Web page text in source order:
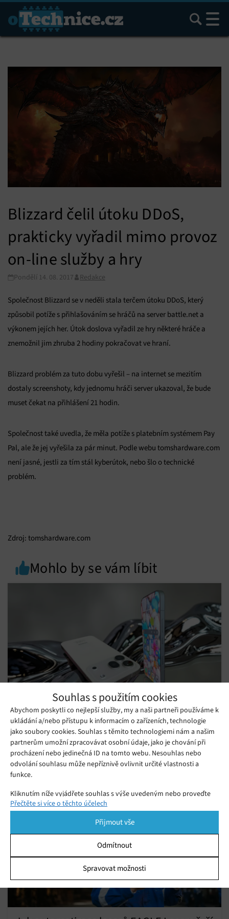
Souhlas s použitím cookies
Abychom poskytli co nejlepší služby, my a naši partneři používáme k
ukládání a/nebo přístupu k informacím o zařízeních, technologie
jako soubory cookies. Souhlas s těmito technologiemi nám a našim
partnerům umožní zpracovávat osobní údaje, jako je chování při
procházení nebo jedinečná ID na tomto webu. Nesouhlas nebo
odvolání souhlasu může nepříznivě ovlivnit určité vlastnosti a
funkce.
Kliknutím níže vyjádřete souhlas s výše uvedeným nebo proveďte
podrobnější rozhodnutí. Vaše volby budou použity pouze na tomto
pomocí přepínačů v Zásadách cookies nebo kliknutím na tlačítko
Spravovat souhlas ve spodní části obrazovky.
Ukládání a/nebo přístup k informacím v zařízení, Porozumění
publiku prostřednictvím statistik nebo kombinací údajů z
různých zdrojů.
Přečtěte si více o těchto účelech
Přijmout vše
Odmítnout
Spravovat možnosti
Hledat
Blizzard čelil útoku DDoS,
prakticky vyřadil mimo provoz
on-line služby a hry
Pondělí 14. 08. 2017 Redakce
Společnost Blizzard se v neděli stala terčem útoku DDoS, který
způsobil potíže s přihlašováním se hráčů na server battle.net a
výkonem jejích her. Útok doslova vyřadil ze hry některé hráče a
znemožnil jim zhruba 2 hodiny pokračovat ve hraní.
Blizzard problém za tuto dobu vyřešil – na internet se mezitím
dostaly screenshoty, kdy jednomu hráči server ukazoval, že bude
muset čekat na přihlášení 21 hodin.
Společnost také uvedla, že měla potíže s platebním systémem Pay
Pal, ale že jej vyřešila za pár minut. Podle webu tomshardware.com
není jasné, jestli za tím stál kyberútok, nebo šlo o technické
problém.
Zdroj: tomshardware.com
Mohlo by se vám líbit
HONOR 600 Pro: Lovec dokonalých
nočních snímků
Pátek 03. 07. 2026 Ivana
Brutální výkon i luxusní unibody design. Zjistěte, jak dopadl
HONOR 600 Pro v mém osobním testu a v čem naprosto drtí
konkurenci!